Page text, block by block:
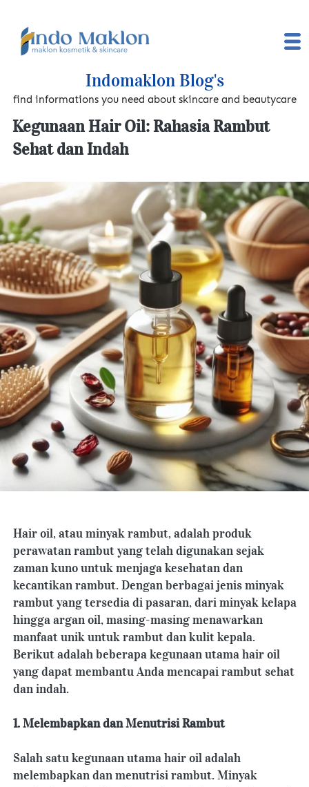
Indomaklon Blog's
find informations you need about skincare and beautycare
Kegunaan Hair Oil: Rahasia Rambut
Sehat dan Indah
Hair oil, atau minyak rambut, adalah produk
perawatan rambut yang telah digunakan sejak
zaman kuno untuk menjaga kesehatan dan
kecantikan rambut. Dengan berbagai jenis minyak
rambut yang tersedia di pasaran, dari minyak kelapa
hingga argan oil, masing-masing menawarkan
manfaat unik untuk rambut dan kulit kepala.
Berikut adalah beberapa kegunaan utama hair oil
yang dapat membantu Anda mencapai rambut sehat
dan indah.
1. Melembapkan dan Menutrisi Rambut
Salah satu kegunaan utama hair oil adalah
melembapkan dan menutrisi rambut. Minyak